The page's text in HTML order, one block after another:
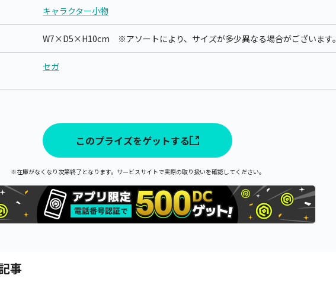
キャラクター小物
W7×D5×H10cm ※アソートにより、サイズが多少異なる場合がございます。
セガ
このプライズをゲットする
※在庫がなくなり次第終了となります。サービスサイトで実際の取り扱いを確認してください。
事